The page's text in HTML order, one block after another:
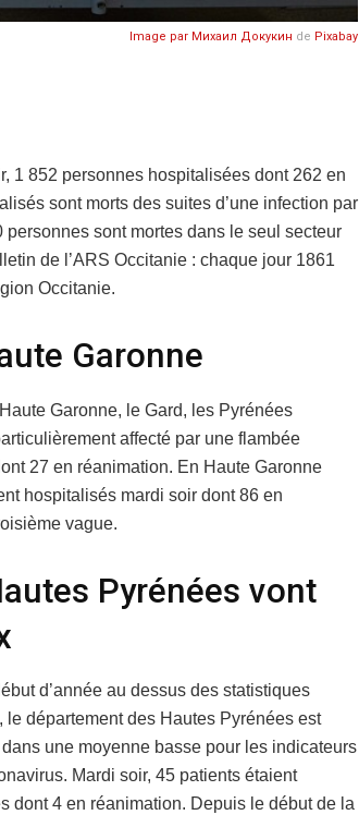
Image par Михаил Докукин de Pixabay
1 852 personnes hospitalisées dont 262 en
sont morts des suites d’une infection par
sont mortes dans le seul secteur
de l’ARS Occitanie : chaque jour 1861
Occitanie.
Garonne
Garonne, le Gard, les Pyrénées
affecté par une flambée
27 en réanimation. En Haute Garonne
hospitalisés mardi soir dont 86 en
vague.
Pyrénées vont
d’année au dessus des statistiques
le département des Hautes Pyrénées est
une moyenne basse pour les indicateurs
Mardi soir, 45 patients étaient
dont 4 en réanimation. Depuis le début de la